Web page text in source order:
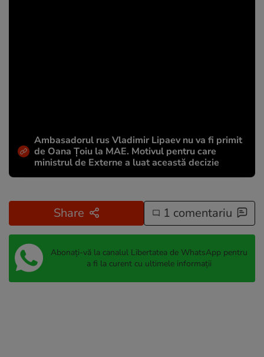
Ambasadorul rus Vladimir Lipaev nu va fi primit
de Oana Țoiu la MAE. Motivul pentru care
ministrul de Externe a luat această decizie
Share 1 comentariu
Abonați-vă la canalul Libertatea de WhatsApp pentru
a fi la curent cu ultimele informații